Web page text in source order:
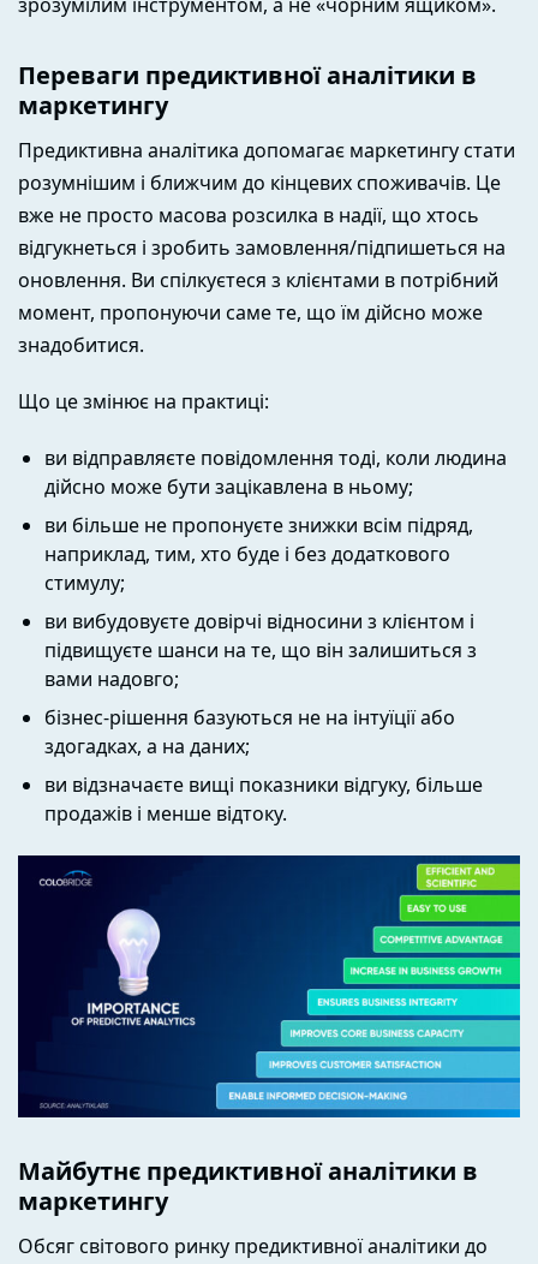
Переваги предиктивної аналітики в
маркетингу
Предиктивна аналітика допомагає маркетингу стати
розумнішим і ближчим до кінцевих споживачів. Це
вже не просто масова розсилка в надії, що хтось
відгукнеться і зробить замовлення/підпишеться на
оновлення. Ви спілкуєтеся з клієнтами в потрібний
момент, пропонуючи саме те, що їм дійсно може
знадобитися.
Що це змінює на практиці:
ви відправляєте повідомлення тоді, коли людина
дійсно може бути зацікавлена в ньому;
ви більше не пропонуєте знижки всім підряд,
наприклад, тим, хто буде і без додаткового
стимулу;
ви вибудовуєте довірчі відносини з клієнтом і
підвищуєте шанси на те, що він залишиться з
вами надовго;
бізнес-рішення базуються не на інтуїції або
здогадках, а на даних;
ви відзначаєте вищі показники відгуку, більше
продажів і менше відтоку.
Майбутнє предиктивної аналітики в
маркетингу
Обсяг світового ринку предиктивної аналітики до